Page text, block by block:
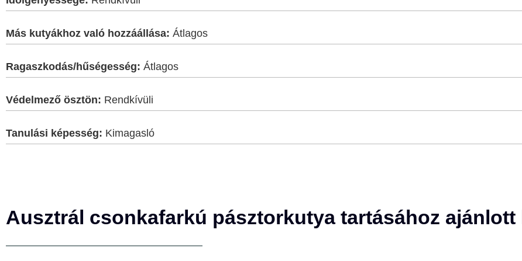
Más kutyákhoz való hozzáállása: Átlagos
Ragaszkodás/hűségesség: Átlagos
Védelmező ösztön: Rendkívüli
Tanulási képesség: Kimagasló
Ausztrál csonkafarkú pásztorkutya tartásához